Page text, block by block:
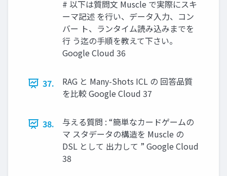
# 以下は質問文 Muscle で実際にスキ
ーマ記述 を行い、データ入力、コン
バー ト、ランタイム読み込みまでを
行 う迄の手順を教えて下さい。
Google Cloud 36
37.
RAG と Many-Shots ICL の 回答品質
を比較 Google Cloud 37
38.
与える質問 : “簡単なカードゲームの
マ スタデータの構造を Muscle の
DSL として 出力して ” Google Cloud
38